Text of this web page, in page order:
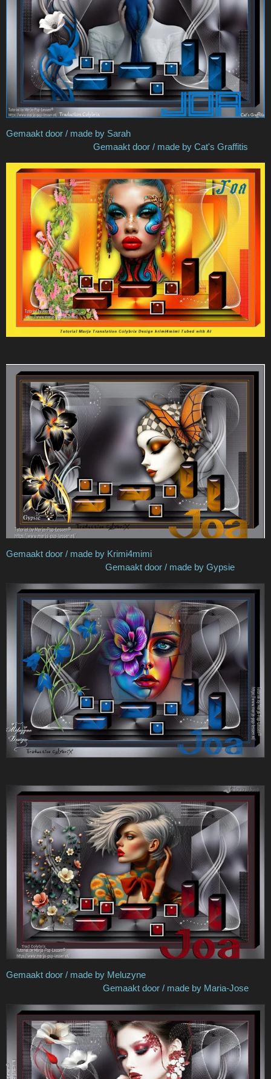
Gemaakt door / made by Sarah
Gemaakt door / made by Cat's Graffitis
Gemaakt door / made by Krimi4mimi
Gemaakt door / made by Gypsie
Gemaakt door / made by Meluzyne
Gemaakt door / made by Maria-Jose